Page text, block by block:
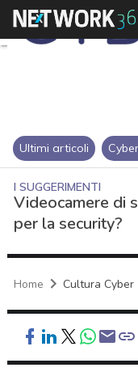
Ultimi articoli
I SUGGERIMENTI
Videocamere di
per la security?
Home Cultura Cyber